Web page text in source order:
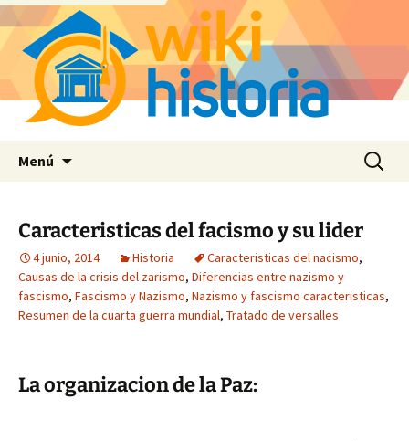
Menú Buscar:
Caracteristicas del facismo y su lider
4 junio, 2014 Historia Caracteristicas del nacismo,
Causas de la crisis del zarismo, Diferencias entre nazismo y
fascismo, Fascismo y Nazismo, Nazismo y fascismo caracteristicas,
Resumen de la cuarta guerra mundial, Tratado de versalles
La organizacion de la Paz: